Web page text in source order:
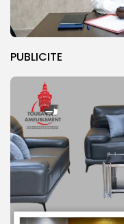
PUBLICITE